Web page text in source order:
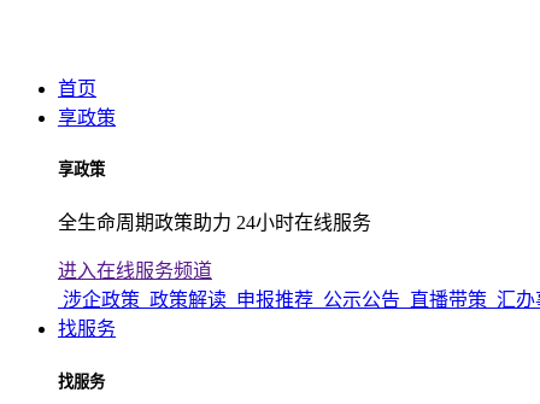
首页
享政策
享政策
全生命周期政策助力 24小时在线服务
进入在线服务频道
涉企政策 政策解读 申报推荐 公示公告 直播带策 汇办
找服务
找服务